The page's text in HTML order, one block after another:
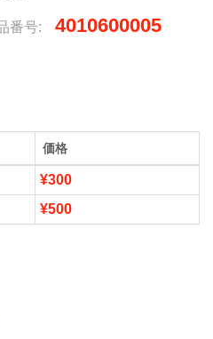
番号: 4010600005
価格
¥300
¥500